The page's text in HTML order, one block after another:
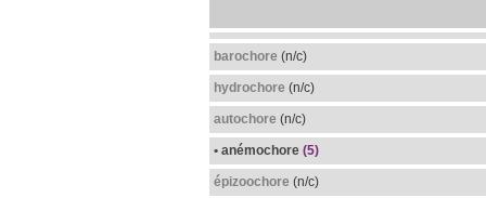
barochore (n/c)
hydrochore (n/c)
autochore (n/c)
• anémochore (5)
épizoochore (n/c)